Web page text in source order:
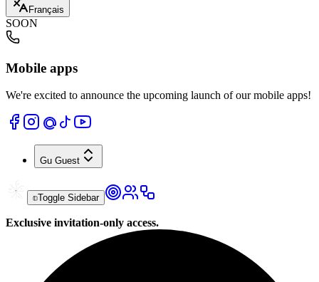
Français
SOON
Mobile apps
We're excited to announce the upcoming launch of our mobile apps!
Gu Guest
Toggle Sidebar
Exclusive invitation-only access.